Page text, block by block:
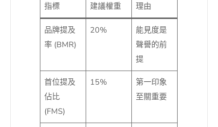
指標 建議權重 理由
品牌提及
率 (BMR)
20%
能見度是
聲譽的前
提
首位提及
佔比
(FMS)
15%
第一印象
至關重要